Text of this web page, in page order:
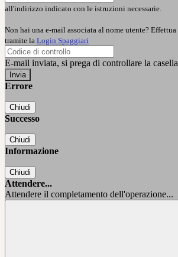
all'indirizzo indicato con le istruzioni necessarie.
Non hai una e-mail associata al nome utente?
tramite la Login Spaggiari
E-mail inviata, si prega di controllare la
Errore
Chiudi
Successo
Chiudi
Informazione
Chiudi
Attendere...
Attendere il completamento dell'operazione...